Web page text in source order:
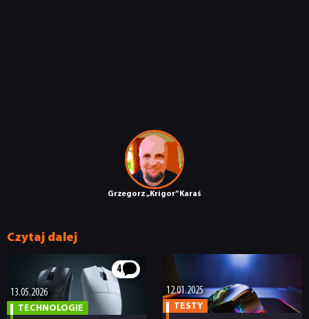
Grzegorz „Krigor” Karaś
Czytaj dalej
4
13.05.2026
TECHNOLOGIE
12.01.2025
TESTY